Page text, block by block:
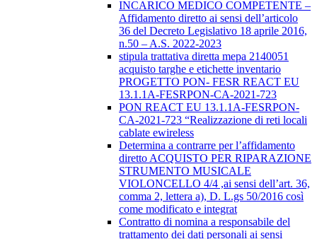
INCARICO MEDICO COMPETENTE –
Affidamento diretto ai sensi dell’articolo
36 del Decreto Legislativo 18 aprile 2016,
n.50 – A.S. 2022-2023
stipula trattativa diretta mepa 2140051
acquisto targhe e etichette inventario
PROGETTO PON- FESR REACT EU
13.1.1A-FESRPON-CA-2021-723
PON REACT EU 13.1.1A-FESRPON-
CA-2021-723 “Realizzazione di reti locali
cablate ewireless
Determina a contrarre per l’affidamento
diretto ACQUISTO PER RIPARAZIONE
STRUMENTO MUSICALE
VIOLONCELLO 4/4 ,ai sensi dell’art. 36,
comma 2, lettera a), D. L.gs 50/2016 così
come modificato e integrat
Contratto di nomina a responsabile del
trattamento dei dati personali ai sensi